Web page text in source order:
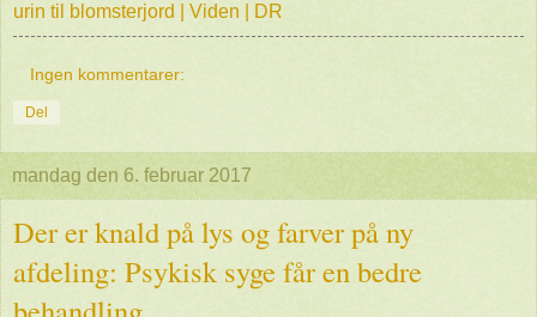
urin til blomsterjord | Viden | DR
Ingen kommentarer:
Del
mandag den 6. februar 2017
Der er knald på lys og farver på ny
afdeling: Psykisk syge får en bedre